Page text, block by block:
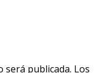
será publicada. Los